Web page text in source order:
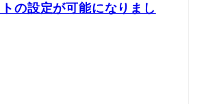
の設定が可能になりまし